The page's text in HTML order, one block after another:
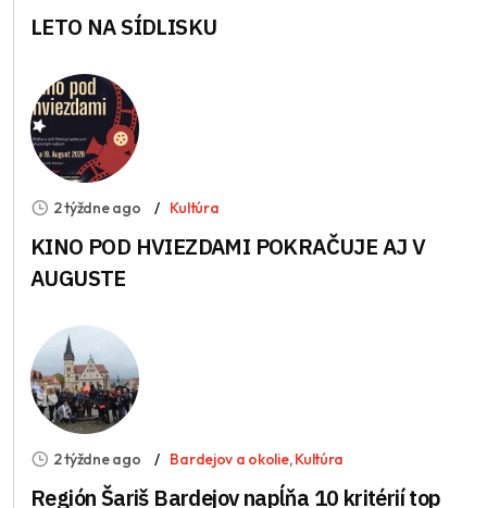
LETO NA SÍDLISKU
2 týždne ago Kultúra
KINO POD HVIEZDAMI POKRAČUJE AJ V
AUGUSTE
2 týždne ago Bardejov a okolie,Kultúra
Región Šariš Bardejov napĺňa 10 kritérií top